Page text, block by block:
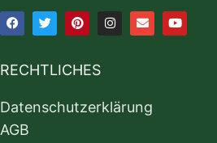
RECHTLICHES
Datenschutzerklärung
AGB